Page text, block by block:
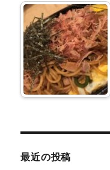
最近の投稿